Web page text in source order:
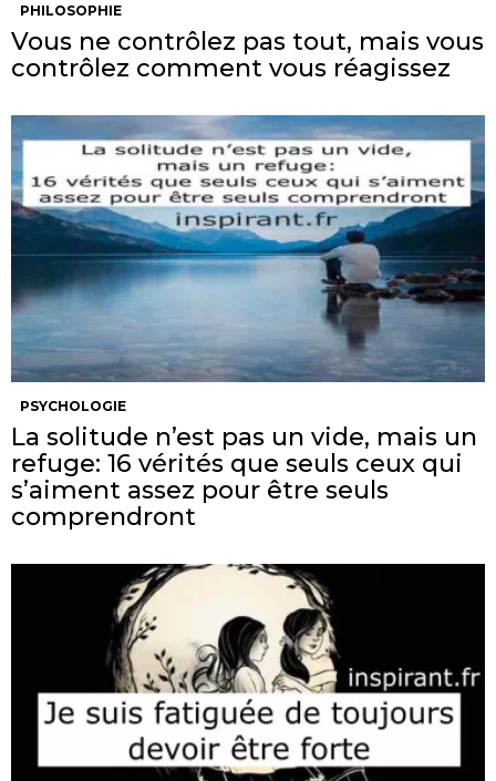
PHILOSOPHIE
Vous ne contrôlez pas tout, mais vous
contrôlez comment vous réagissez
PSYCHOLOGIE
La solitude n’est pas un vide, mais un
refuge: 16 vérités que seuls ceux qui
s’aiment assez pour être seuls
comprendront